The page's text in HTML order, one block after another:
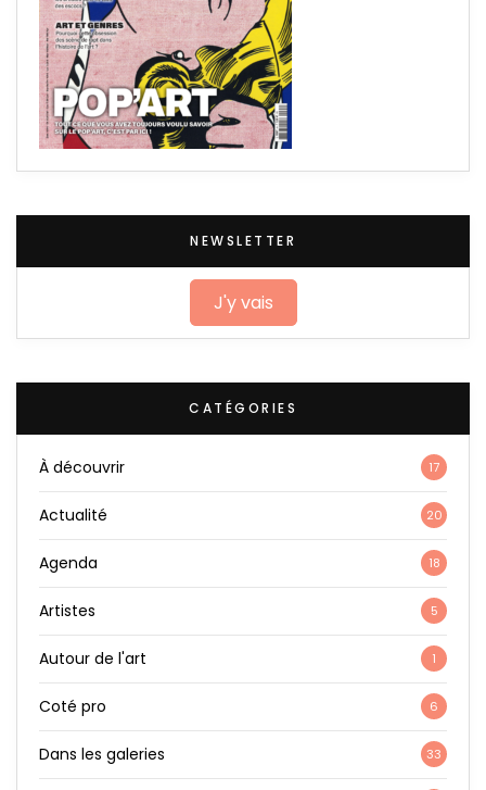
NEWSLETTER
J'y vais
CATÉGORIES
À découvrir 17
Actualité 20
Agenda 18
Artistes 5
Autour de l'art 1
Coté pro 6
Dans les galeries 33